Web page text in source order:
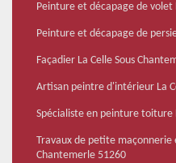
Peinture et décapage de volet
Peinture et décapage de
Façadier La Celle Sous
Artisan peintre d'intérieur La
Spécialiste en peinture toiture
Travaux de petite maçonnerie
Chantemerle 51260